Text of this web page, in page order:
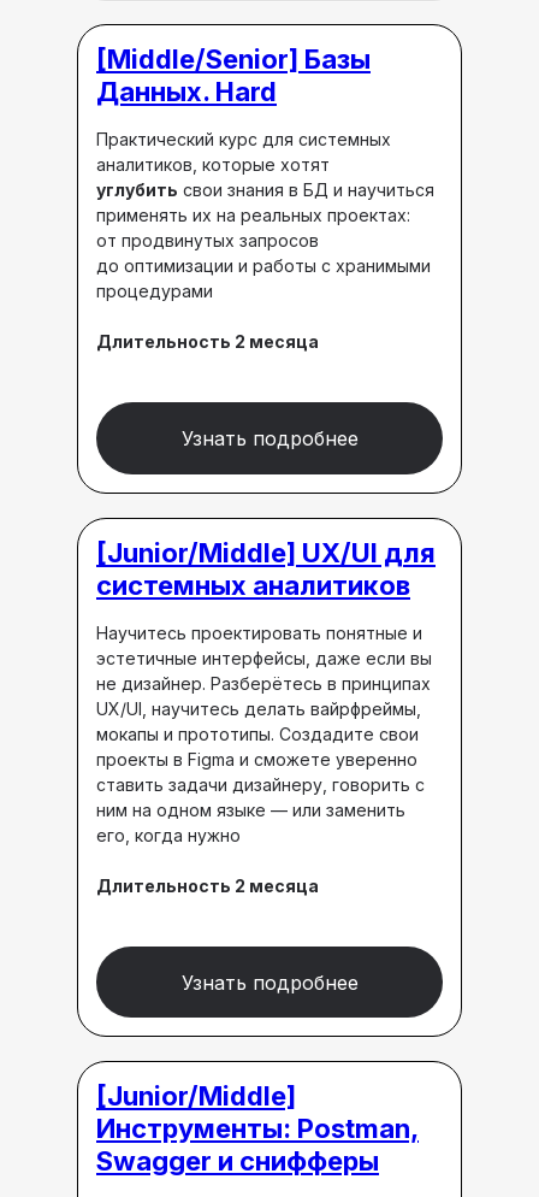
[Middle/Senior] Базы
Данных. Hard
Практический курс для системных
аналитиков, которые хотят
углубить свои знания в БД и научиться
применять их на реальных проектах:
от продвинутых запросов
до оптимизации и работы с хранимыми
процедурами
Длительность 2 месяца
Узнать подробнее
[Junior/Middle] UX/UI для
системных аналитиков
Научитесь проектировать понятные и
эстетичные интерфейсы, даже если вы
не дизайнер. Разберётесь в принципах
UX/UI, научитесь делать вайрфреймы,
мокапы и прототипы. Создадите свои
проекты в Figma и сможете уверенно
ставить задачи дизайнеру, говорить с
ним на одном языке — или заменить
его, когда нужно
Длительность 2 месяца
Узнать подробнее
[Junior/Middle]
Инструменты: Postman,
Swagger и снифферы